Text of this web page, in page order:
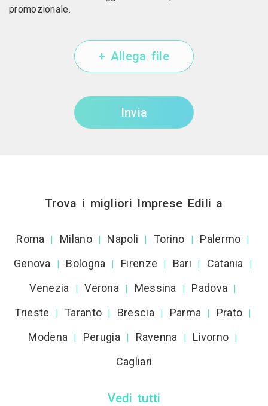
promozionale.
+ Allega file
Invia
Trova i migliori Imprese Edili a
Roma | Milano | Napoli | Torino | Palermo |
Genova | Bologna | Firenze | Bari | Catania |
Venezia | Verona | Messina | Padova |
Trieste | Taranto | Brescia | Parma | Prato |
Modena | Perugia | Ravenna | Livorno |
Cagliari
Vedi tutti